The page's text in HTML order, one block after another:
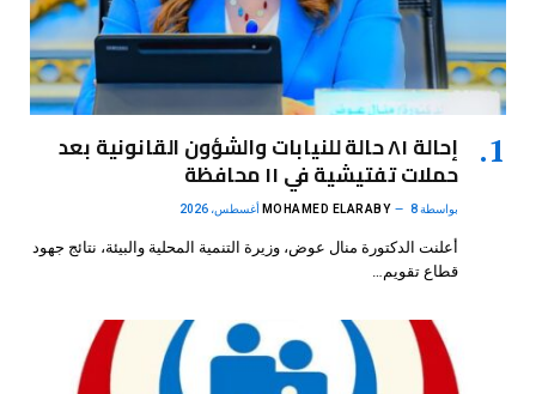
إحالة ٨١ حالة للنيابات والشؤون القانونية بعد
حملات تفتيشية في ١١ محافظة
بواسطة MOHAMED ELARABY 8 أغسطس، 2026
أعلنت الدكتورة منال عوض، وزيرة التنمية المحلية والبيئة، نتائج جهود
قطاع تقويم…